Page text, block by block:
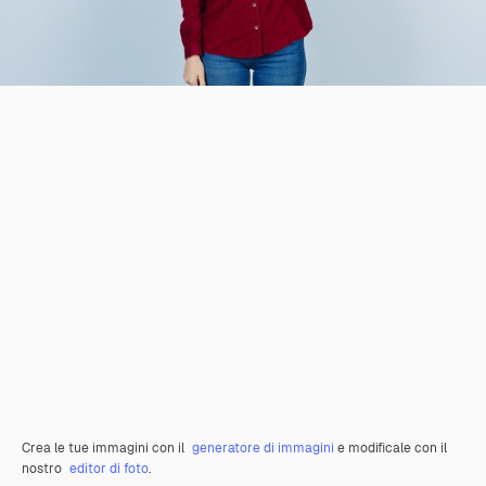
Crea le tue immagini con il generatore di immagini e modificale con il
nostro editor di foto.